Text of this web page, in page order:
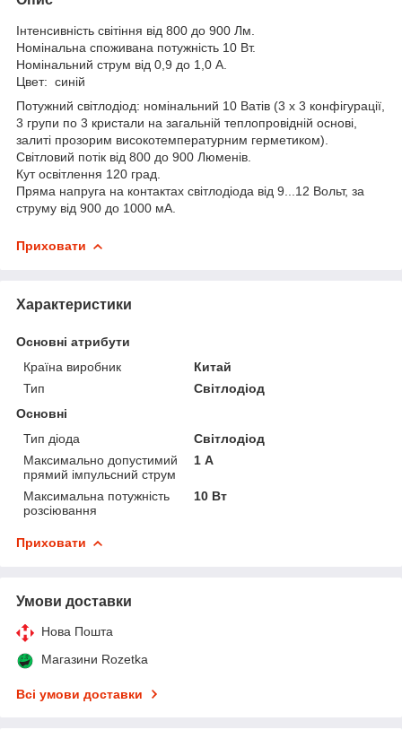
Інтенсивність світіння від 800 до 900 Лм.
Номінальна споживана потужність 10 Вт.
Номінальний струм від 0,9 до 1,0 А.
Цвет: синій
Потужний світлодіод: номінальний 10 Ватів (3 х 3 конфігурації,
3 групи по 3 кристали на загальній теплопровідній основі,
залиті прозорим високотемпературним герметиком).
Світловий потік від 800 до 900 Люменів.
Кут освітлення 120 град.
Пряма напруга на контактах світлодіода від 9...12 Вольт, за
струму від 900 до 1000 мА.
Приховати
Характеристики
Основні атрибути
Країна виробник
Китай
Тип
Світлодіод
Основні
Тип діода
Світлодіод
Максимально допустимий
прямий імпульсний струм
1 А
Максимальна потужність
розсіювання
10 Вт
Приховати
Умови доставки
Нова Пошта
Магазини Rozetka
Всі умови доставки